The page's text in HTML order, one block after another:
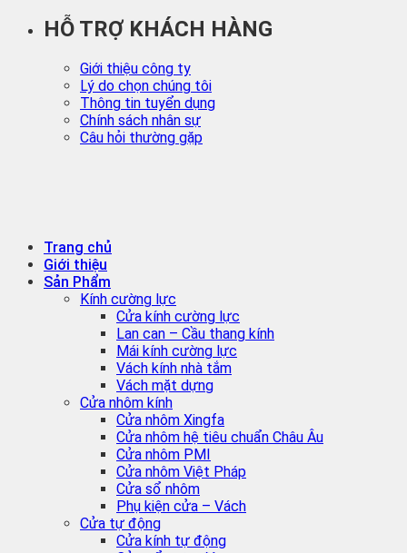
HỖ TRỢ KHÁCH HÀNG
Giới thiệu công ty
Lý do chọn chúng tôi
Thông tin tuyển dụng
Chính sách nhân sự
Câu hỏi thường gặp
Trang chủ
Giới thiệu
Sản Phẩm
Kính cường lực
Cửa kính cường lực
Lan can – Cầu thang kính
Mái kính cường lực
Vách kính nhà tắm
Vách mặt dựng
Cửa nhôm kính
Cửa nhôm Xingfa
Cửa nhôm hệ tiêu chuẩn Châu Âu
Cửa nhôm PMI
Cửa nhôm Việt Pháp
Cửa sổ nhôm
Phụ kiện cửa – Vách
Cửa tự động
Cửa kính tự động